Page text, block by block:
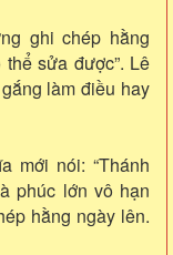
ghi chép hằng
sửa được”. Lê
làm điều hay
mới nói: “Thánh
phúc lớn vô hạn
hằng ngày lên.